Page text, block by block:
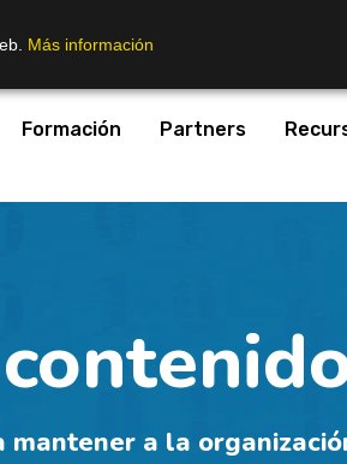
Formación Partners
a la
Más información